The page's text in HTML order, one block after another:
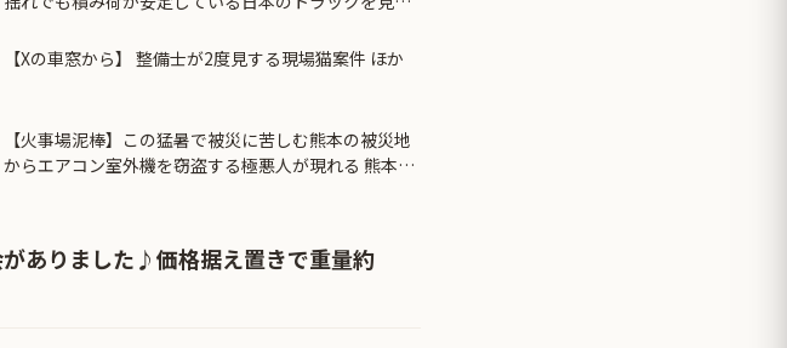
【Xの車窓から】 整備士が2度見する現場猫案件 ほか
【火事場泥棒】この猛暑で被災に苦しむ熊本の被災地
からエアコン室外機を窃盗する極悪人が現れる 熊本県
ありました♪価格据え置きで重量約